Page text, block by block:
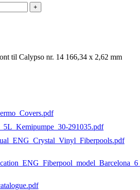
til Calypso nr. 14 166,34 x 2,62 mm
291035.pdf